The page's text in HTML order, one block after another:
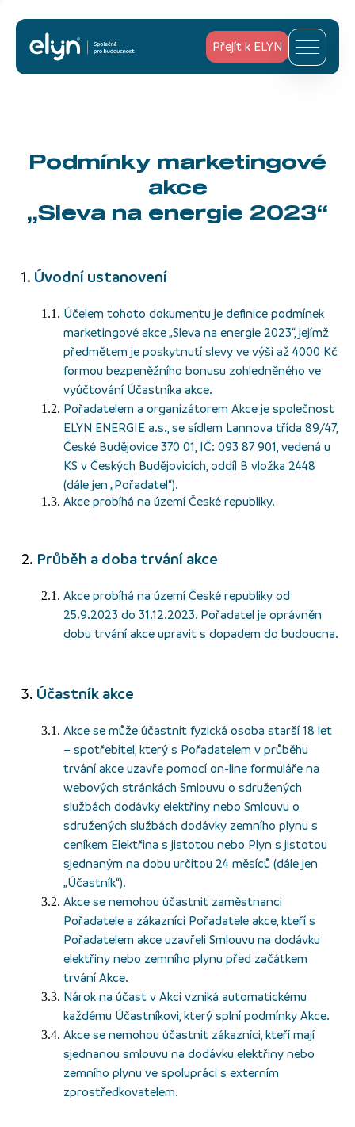
Přejít k ELYN
Podmínky marketingové
akce
„Sleva na energie 2023“
Úvodní ustanovení
Účelem tohoto dokumentu je definice podmínek
marketingové akce „Sleva na energie 2023“, jejímž
předmětem je poskytnutí slevy ve výši až 4000 Kč
formou bezpeněžního bonusu zohledněného ve
vyúčtování Účastníka akce.
Pořadatelem a organizátorem Akce je společnost
ELYN ENERGIE a.s., se sídlem Lannova třída 89/47,
České Budějovice 370 01, IČ: 093 87 901, vedená u
KS v Českých Budějovicích, oddíl B vložka 2448
(dále jen „Pořadatel“).
Akce probíhá na území České republiky.
Průběh a doba trvání akce
Akce probíhá na území České republiky od
25.9.2023 do 31.12.2023. Pořadatel je oprávněn
dobu trvání akce upravit s dopadem do budoucna.
Účastník akce
Akce se může účastnit fyzická osoba starší 18 let
– spotřebitel, který s Pořadatelem v průběhu
trvání akce uzavře pomocí on-line formuláře na
webových stránkách Smlouvu o sdružených
službách dodávky elektřiny nebo Smlouvu o
sdružených službách dodávky zemního plynu s
ceníkem Elektřina s jistotou nebo Plyn s jistotou
sjednaným na dobu určitou 24 měsíců (dále jen
„Účastník“).
Akce se nemohou účastnit zaměstnanci
Pořadatele a zákazníci Pořadatele akce, kteří s
Pořadatelem akce uzavřeli Smlouvu na dodávku
elektřiny nebo zemního plynu před začátkem
trvání Akce.
Nárok na účast v Akci vzniká automatickému
každému Účastníkovi, který splní podmínky Akce.
Akce se nemohou účastnit zákazníci, kteří mají
sjednanou smlouvu na dodávku elektřiny nebo
zemního plynu ve spolupráci s externím
zprostředkovatelem.